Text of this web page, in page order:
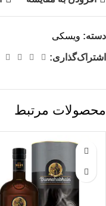
دسته: ویسکی
اشتراک‌گذاری:
محصولات مرتبط